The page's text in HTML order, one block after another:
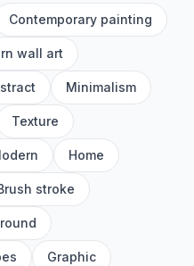
Contemporary painting
wall art
Minimalism
Texture
Home
stroke
Graphic